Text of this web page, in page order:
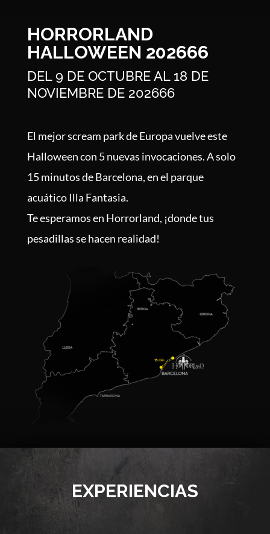
HORRORLAND
HALLOWEEN 202666
DEL 9 DE OCTUBRE AL 18 DE
NOVIEMBRE DE 202666
El mejor scream park de Europa vuelve este
Halloween con 5 nuevas invocaciones. A solo
15 minutos de Barcelona, en el parque
acuático Illa Fantasia.
Te esperamos en Horrorland, ¡donde tus
pesadillas se hacen realidad!
EXPERIENCIAS